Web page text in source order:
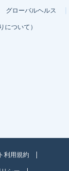
グローバルヘルス
について）
利用規約